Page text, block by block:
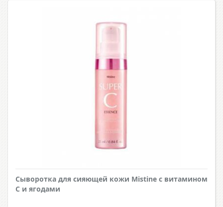
Сыворотка для сияющей кожи Mistine с витамином
С и ягодами